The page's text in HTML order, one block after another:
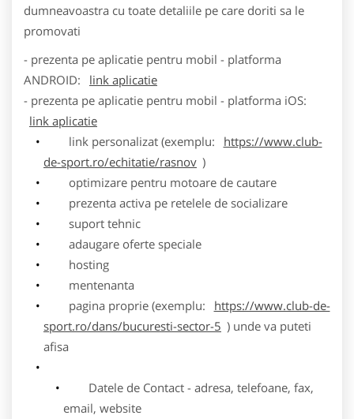
dumneavoastra cu toate detaliile pe care doriti sa le
promovati
- prezenta pe aplicatie pentru mobil - platforma
ANDROID:
link aplicatie
- prezenta pe aplicatie pentru mobil - platforma iOS:
link aplicatie
link personalizat (exemplu:
https://www.club-
de-sport.ro/echitatie/rasnov )
optimizare pentru motoare de cautare
prezenta activa pe retelele de socializare
suport tehnic
adaugare oferte speciale
hosting
mentenanta
pagina proprie (exemplu:
https://www.club-de-
sport.ro/dans/bucuresti-sector-5 ) unde va puteti
afisa
Datele de Contact - adresa, telefoane, fax,
email, website